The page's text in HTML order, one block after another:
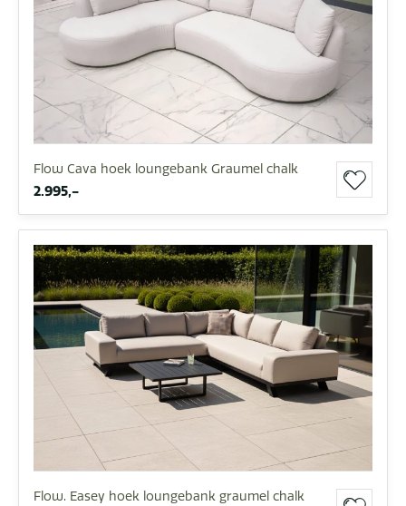
Flow Cava hoek loungebank Graumel chalk
2.995,-
Flow. Easey hoek loungebank graumel chalk